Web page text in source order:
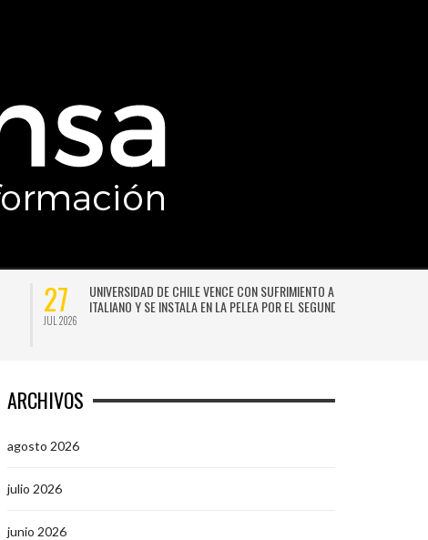
27
JUL 2026
UNIVERSIDAD DE CHILE VENCE CON SUFRIMIENTO A AUDAX
ITALIANO Y SE INSTALA EN LA PELEA POR EL SEGUNDO LUGAR
ARCHIVOS
agosto 2026
julio 2026
junio 2026